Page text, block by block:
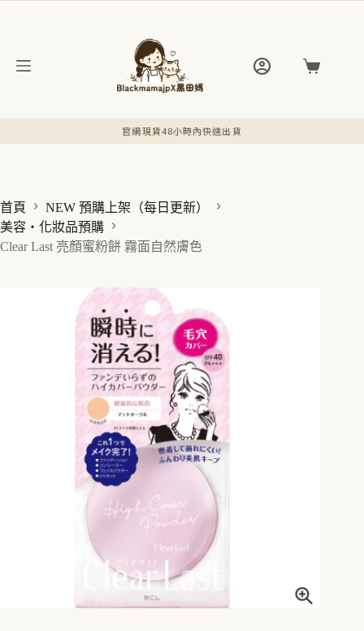
購
官網現貨48小時內快速出貨
首頁
NEW 預購上架（每日更新）
美容・化妝品預購
Clear Last 亮顏蜜粉餅 霧面自然膚色